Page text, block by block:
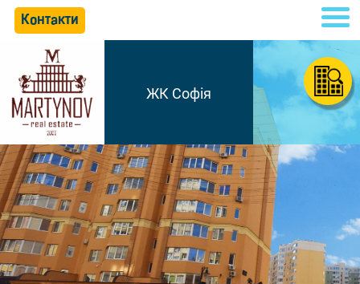
Контакти
ЖК Софія